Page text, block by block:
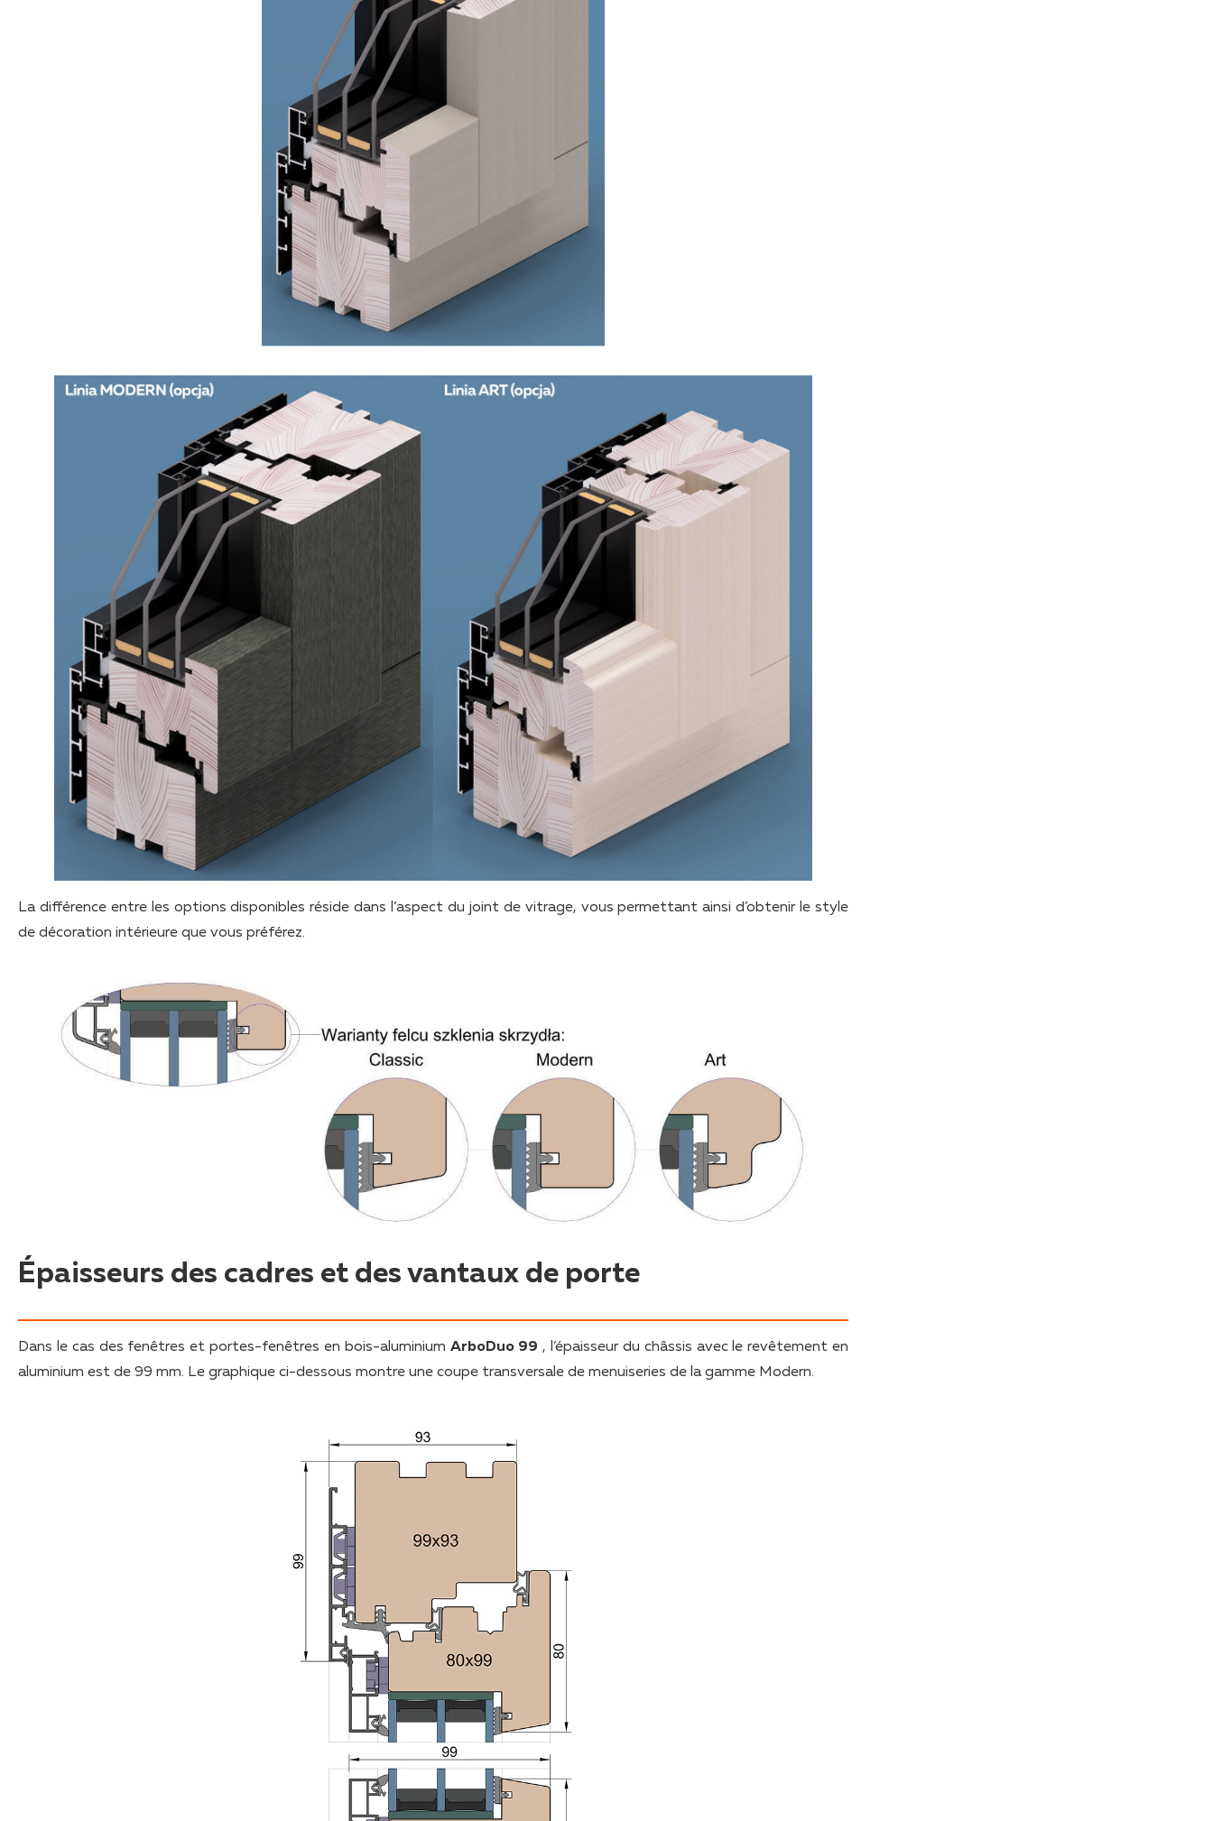
La différence entre les options disponibles réside dans l’aspect du joint de vitrage, vous permettant ainsi d’obtenir le style
de décoration intérieure que vous préférez.
Épaisseurs des cadres et des vantaux de porte
Dans le cas des fenêtres et portes-fenêtres en bois-aluminium ArboDuo 99 , l’épaisseur du châssis avec le revêtement en
aluminium est de 99 mm. Le graphique ci-dessous montre une coupe transversale de menuiseries de la gamme Modern.